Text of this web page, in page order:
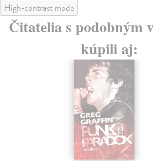
High-contrast mode
Čitatelia s podobným
kúpili aj: